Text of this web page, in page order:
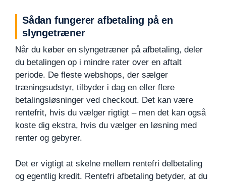
Sådan fungerer afbetaling på en
slyngetræner
Når du køber en slyngetræner på afbetaling, deler
du betalingen op i mindre rater over en aftalt
periode. De fleste webshops, der sælger
træningsudstyr, tilbyder i dag en eller flere
betalingsløsninger ved checkout. Det kan være
rentefrit, hvis du vælger rigtigt – men det kan også
koste dig ekstra, hvis du vælger en løsning med
renter og gebyrer.
Det er vigtigt at skelne mellem rentefri delbetaling
og egentlig kredit. Rentefri afbetaling betyder, at du